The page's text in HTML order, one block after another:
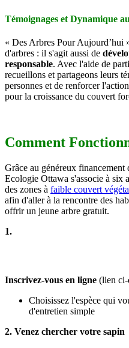
Témoignages et Dynamique
« Des Arbres Pour Aujourd’hui
d'arbres : il s'agit aussi de
responsable. Avec l'aide de
recueillons et partageons leurs
personnes et de renforcer
pour la croissance du couvert
Comment
Grâce au généreux financement
Ecologie Ottawa s'associe à six
des zones à faible couvert
afin d'aller à la rencontre des
offrir un jeune arbre gratuit.
1.
Inscrivez-vous en ligne (lien ci-
Choisissez l'espèce qui
d'entretien simple
2. Venez chercher votre sapin